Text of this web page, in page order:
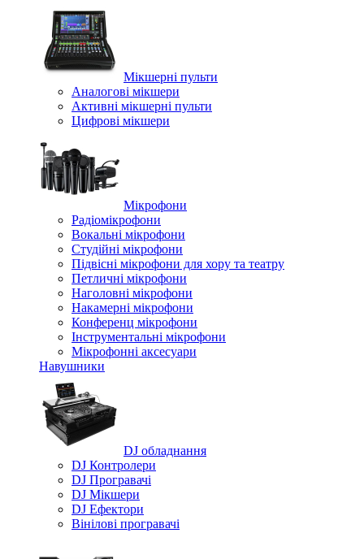
Мікшерні пульти
Аналогові мікшери
Активні мікшерні пульти
Цифрові мікшери
Мікрофони
Радіомікрофони
Вокальні мікрофони
Студійні мікрофони
Підвісні мікрофони для хору та театру
Петличні мікрофони
Наголовні мікрофони
Накамерні мікрофони
Конференц мікрофони
Iнструментальні мікрофони
Мікрофонні аксесуари
Навушники
DJ обладнання
DJ Контролери
DJ Програвачі
DJ Мікшери
DJ Ефектори
Вінілові програвачі